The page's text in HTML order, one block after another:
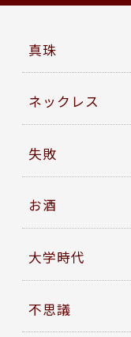
真珠
ネックレス
失敗
お酒
大学時代
不思議